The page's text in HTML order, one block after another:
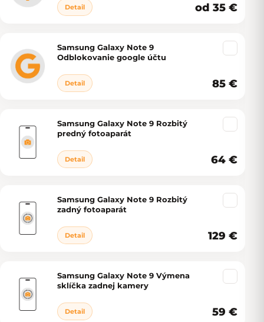
Detail od 35 €
Samsung Galaxy Note 9
Odblokovanie google účtu
Detail 85 €
Samsung Galaxy Note 9 Rozbitý
predný fotoaparát
Detail 64 €
Samsung Galaxy Note 9 Rozbitý
zadný fotoaparát
Detail 129 €
Samsung Galaxy Note 9 Výmena
sklíčka zadnej kamery
Detail 59 €